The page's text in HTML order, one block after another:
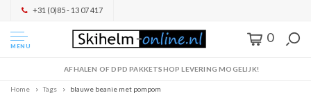
+31 (0)85 - 13 07 417
MENU
0
AFHALEN OF DPD PAKKETSHOP LEVERING MOGELIJK!
Home Tags blauwe beanie met pompom